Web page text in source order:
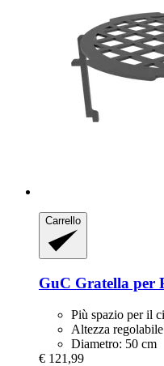
Carrello
GuC Gratella per
Più spazio per il
Altezza regolabile
Diametro: 50 cm
€ 121,99